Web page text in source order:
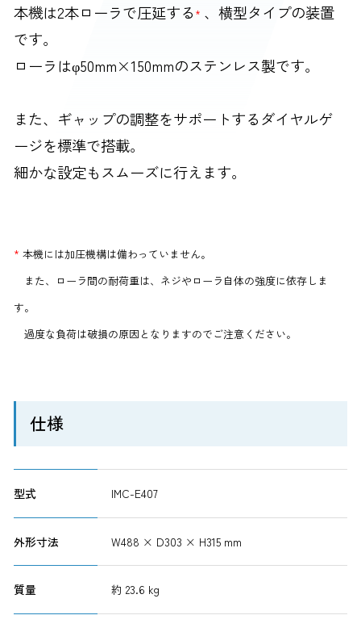
本機は2本ローラで圧延する * 、横型タイプの装置
です。
ローラはφ50mm×150mmのステンレス製です。
また、ギャップの調整をサポートするダイヤルゲ
ージを標準で搭載。
細かな設定もスムーズに行えます。
* 本機には加圧機構は備わっていません。
また、ローラ間の耐荷重は、ネジやローラ自体の強度に依存しま
す。
過度な負荷は破損の原因となりますのでご注意ください。
仕様
型式 IMC-E407
外形寸法 W488 × D303 × H315 mm
質量 約 23.6 kg